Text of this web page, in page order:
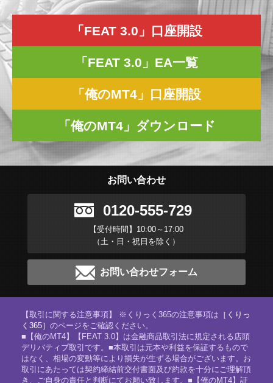
「FEAT 3.0」口座開設
「FEAT 3.0」EA一覧
「俺のMT4」口座開設
「俺のMT4」ダウンロード
お問い合わせ
0120-555-729
【受付時間】10:00～17:00
（土・日・祝日を除く）
お問い合わせフォーム
【取引に関する注意事項】 ※くりっく365の注意事項は ［くりっ
く365］ のページをご確認ください。
■【俺のMT4】【FEAT 3.0】は金融商品取引法に規定される店頭
デリバティブ取引です。■本取引は元本や利益を保証するもので
はなく、相場の変動等により損失が生ずる場合がございます。お
取引にあたっては契約締結前交付書面及び約款を十分にご理解頂
き、ご自身の責任と判断にてお願い致します。■【俺のMT4】証